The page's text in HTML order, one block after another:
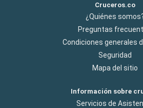
Cruceros.co
¿Quiénes
Preguntas
Condiciones generales
Seguridad
Mapa del sitio
Información sobre
Servicios de